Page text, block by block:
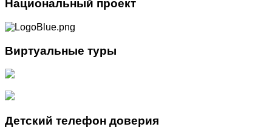
Национальный проект
Виртуальные туры
Детский телефон доверия